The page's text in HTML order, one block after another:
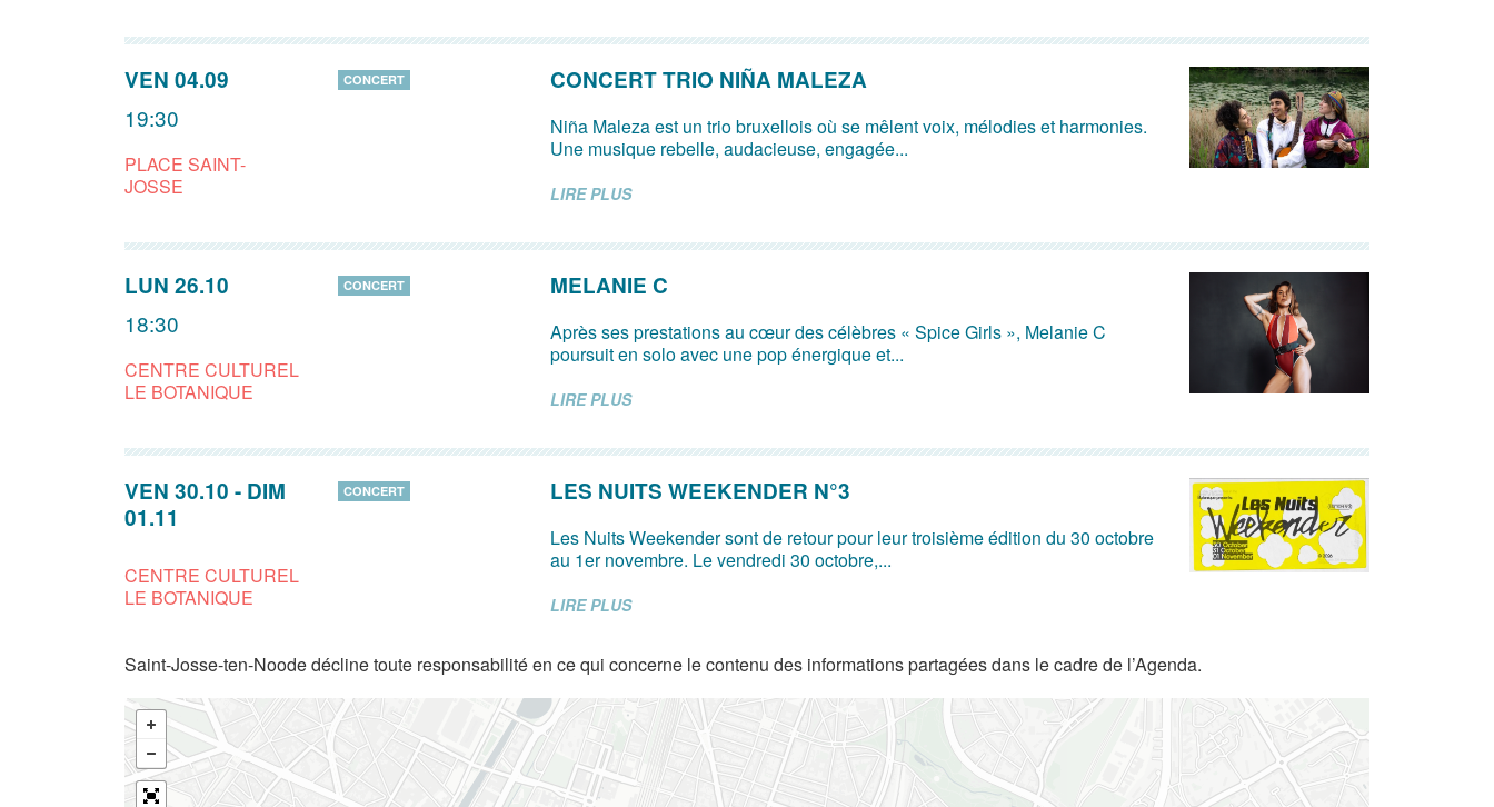
VEN 04.09
19:30
PLACE SAINT-
JOSSE
CONCERT CONCERT TRIO NIÑA MALEZA
Niña Maleza est un trio bruxellois où se mêlent voix, mélodies et harmonies.
Une musique rebelle, audacieuse, engagée...
LIRE PLUS
LUN 26.10
18:30
CENTRE CULTUREL
LE BOTANIQUE
CONCERT MELANIE C
Après ses prestations au cœur des célèbres « Spice Girls », Melanie C
poursuit en solo avec une pop énergique et...
LIRE PLUS
VEN 30.10 - DIM
01.11
CENTRE CULTUREL
LE BOTANIQUE
CONCERT LES NUITS WEEKENDER N°3
Les Nuits Weekender sont de retour pour leur troisième édition du 30 octobre
au 1er novembre. Le vendredi 30 octobre,...
LIRE PLUS
Saint-Josse-ten-Noode décline toute responsabilité en ce qui concerne le contenu des informations partagées dans le cadre de l’Agenda.